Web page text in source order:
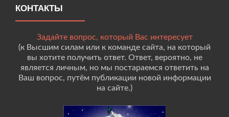
КОНТАКТЫ
Задайте вопрос, который Вас интересует
(к Высшим силам или к команде сайта, на который
вы хотите получить ответ. Ответ, вероятно, не
является личным, но мы постараемся ответить на
Ваш вопрос, путём публикации новой информации
на сайте.)